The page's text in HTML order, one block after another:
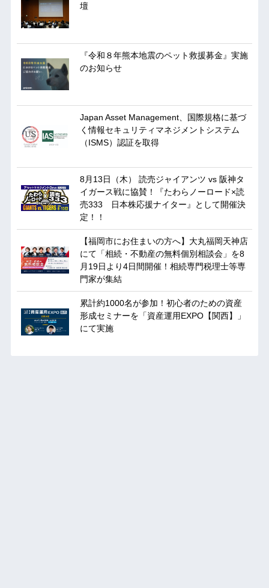
壇
『令和８年熊本地震のペット救援募金』実施
のお知らせ
Japan Asset Management、国際規格に基づ
く情報セキュリティマネジメントシステム
（ISMS）認証を取得
8月13日（木） 読売ジャイアンツ vs 阪神タ
イガース戦に協賛！『たわらノーロード×読
売333 日本株応援ナイター』として開催決
定！！
【福岡市にお住まいの方へ】大丸福岡天神店
にて「相続・不動産の無料個別相談会」を8
月19日より4日間開催！相続専門税理士等専
門家が集結
累計約1000名が参加！初心者のための資産
形成セミナーを「資産運用EXPO【関西】」
にて実施